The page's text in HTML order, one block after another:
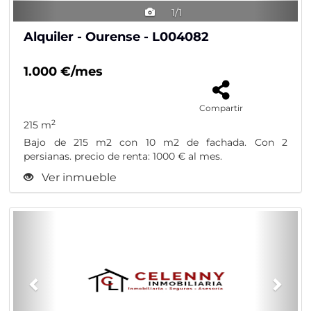
1/1
Alquiler - Ourense - L004082
1.000 €/mes
Compartir
215 m2
Bajo de 215 m2 con 10 m2 de fachada. Con 2
persianas. precio de renta: 1000 € al mes.
Ver inmueble